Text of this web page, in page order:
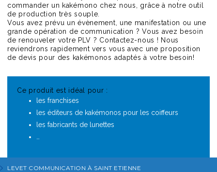
commander un kakémono chez nous, grâce à notre outil
de production très souple.
Vous avez prévu un évènement, une manifestation ou une
grande opération de communication ? Vous avez besoin
de renouveler votre PLV ? Contactez-nous ! Nous
reviendrons rapidement vers vous avec une proposition
de devis pour des kakémonos adaptés à votre besoin!
Ce produit est idéal pour :
les franchises
les éditeurs de kakémonos pour les coiffeurs
les fabricants de lunettes
LEVET COMMUNICATION À SAINT ETIENNE